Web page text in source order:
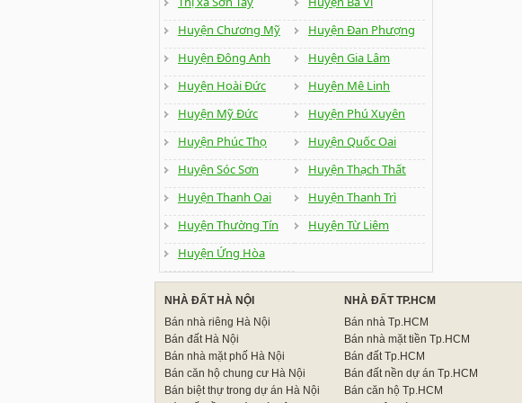
Huyện Chương Mỹ
Huyện Đan Phượng
Huyện Đông Anh
Huyện Gia Lâm
Huyện Hoài Đức
Huyện Mê Linh
Huyện Mỹ Đức
Huyện Phú Xuyên
Huyện Phúc Thọ
Huyện Quốc Oai
Huyện Sóc Sơn
Huyện Thạch Thất
Huyện Thanh Oai
Huyện Thanh Trì
Huyện Thường Tín
Huyện Từ Liêm
Huyện Ứng Hòa
NHÀ ĐẤT HÀ NỘI
Bán nhà riêng Hà Nội
Bán đất Hà Nội
Bán nhà mặt phố Hà Nội
Bán căn hộ chung cư Hà Nội
Bán biệt thự trong dự án Hà Nội
NHÀ ĐẤT TP.HCM
Bán nhà Tp.HCM
Bán nhà mặt tiền Tp.HCM
Bán đất Tp.HCM
Bán đất nền dự án Tp.HCM
Bán căn hộ Tp.HCM